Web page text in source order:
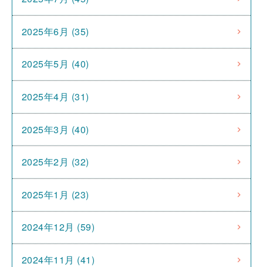
2025年6月 (35)
2025年5月 (40)
2025年4月 (31)
2025年3月 (40)
2025年2月 (32)
2025年1月 (23)
2024年12月 (59)
2024年11月 (41)